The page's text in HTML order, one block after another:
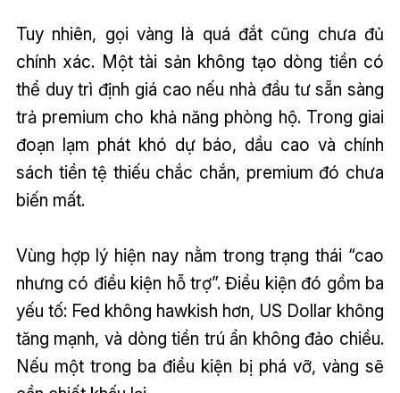
Tuy nhiên, gọi vàng là quá đắt cũng chưa đủ
chính xác. Một tài sản không tạo dòng tiền có
thể duy trì định giá cao nếu nhà đầu tư sẵn sàng
trả premium cho khả năng phòng hộ. Trong giai
đoạn lạm phát khó dự báo, dầu cao và chính
sách tiền tệ thiếu chắc chắn, premium đó chưa
biến mất.
Vùng hợp lý hiện nay nằm trong trạng thái “cao
nhưng có điều kiện hỗ trợ”. Điều kiện đó gồm ba
yếu tố: Fed không hawkish hơn, US Dollar không
tăng mạnh, và dòng tiền trú ẩn không đảo chiều.
Nếu một trong ba điều kiện bị phá vỡ, vàng sẽ